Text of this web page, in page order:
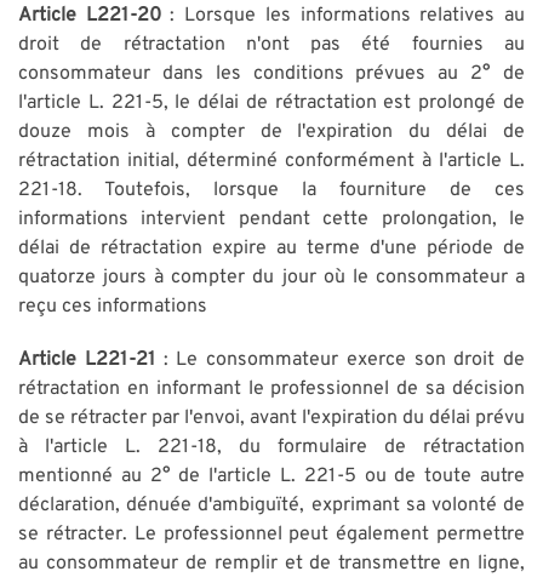
Article L221-20: Lorsque les informations relatives au
droit de rétractation n'ont pas été fournies au
consommateur dans les conditions prévues au 2° de
l'article L. 221-5, le délai de rétractation est prolongé de
douze mois à compter de l'expiration du délai de
rétractation initial, déterminé conformément à l'article L.
221-18. Toutefois, lorsque la fourniture de ces
informations intervient pendant cette prolongation, le
délai de rétractation expire au terme d'une période de
quatorze jours à compter du jour où le consommateur a
reçu ces informations
Article L221-21 : Le consommateur exerce son droit de
rétractation en informant le professionnel de sa décision
de se rétracter par l'envoi, avant l'expiration du délai prévu
à l'article L. 221-18, du formulaire de rétractation
mentionné au 2° de l'article L. 221-5 ou de toute autre
déclaration, dénuée d'ambiguïté, exprimant sa volonté de
se rétracter. Le professionnel peut également permettre
au consommateur de remplir et de transmettre en ligne,